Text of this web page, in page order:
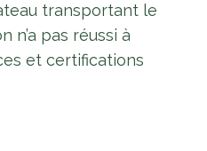
transportant le
n’a pas réussi à
et certifications